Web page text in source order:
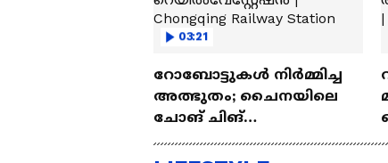
03:21
റോബോട്ടുകൾ നിർമ്മിച്ച
അത്ഭുതം; ചൈനയിലെ
ചോങ് ചിങ്
Chongqing Railway Station